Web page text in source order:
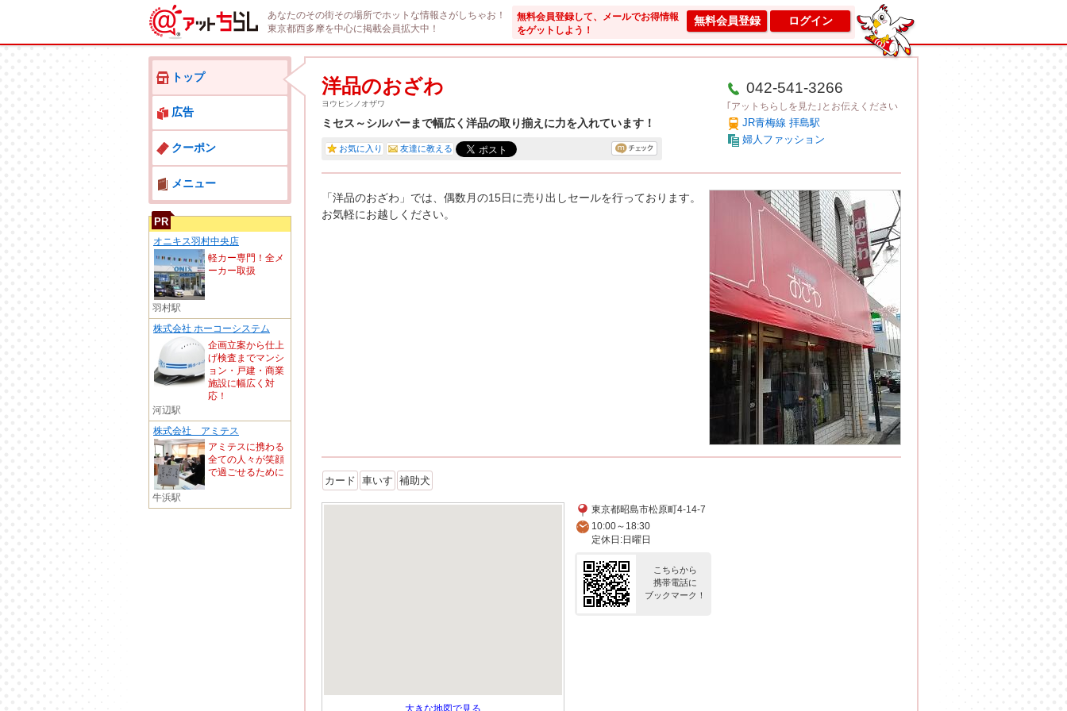
あなたのその街その場所でホットな情報さがしちゃお！
東京都西多摩を中心に掲載会員拡大中！
無料会員登録 ログイン
無料会員登録して、メールでお得情報
をゲットしよう！
トップ
広告
クーポン
メニュー
PR
オニキス羽村中央店
軽カー専門！全メ
ーカー取扱
羽村駅
株式会社 ホーコーシステム
企画立案から仕上
げ検査までマンシ
ョン・戸建・商業
施設に幅広く対
応！
河辺駅
株式会社 アミテス
アミテスに携わる
全ての人々が笑顔
で過ごせるために
牛浜駅
洋品のおざわ
ヨウヒンノオザワ
ミセス～シルバーまで幅広く洋品の取り揃えに力を入れています！
042-541-3266
｢アットちらしを見た｣とお伝えください
JR青梅線 拝島駅
婦人ファッション
お気に入り 友達に教える
「洋品のおざわ」では、偶数月の15日に売り出しセールを行っております。
お気軽にお越しください。
カード 車いす 補助犬
大きな地図で見る
東京都昭島市松原町4-14-7
10:00～18:30
定休日:日曜日
こちらから
携帯電話に
ブックマーク！